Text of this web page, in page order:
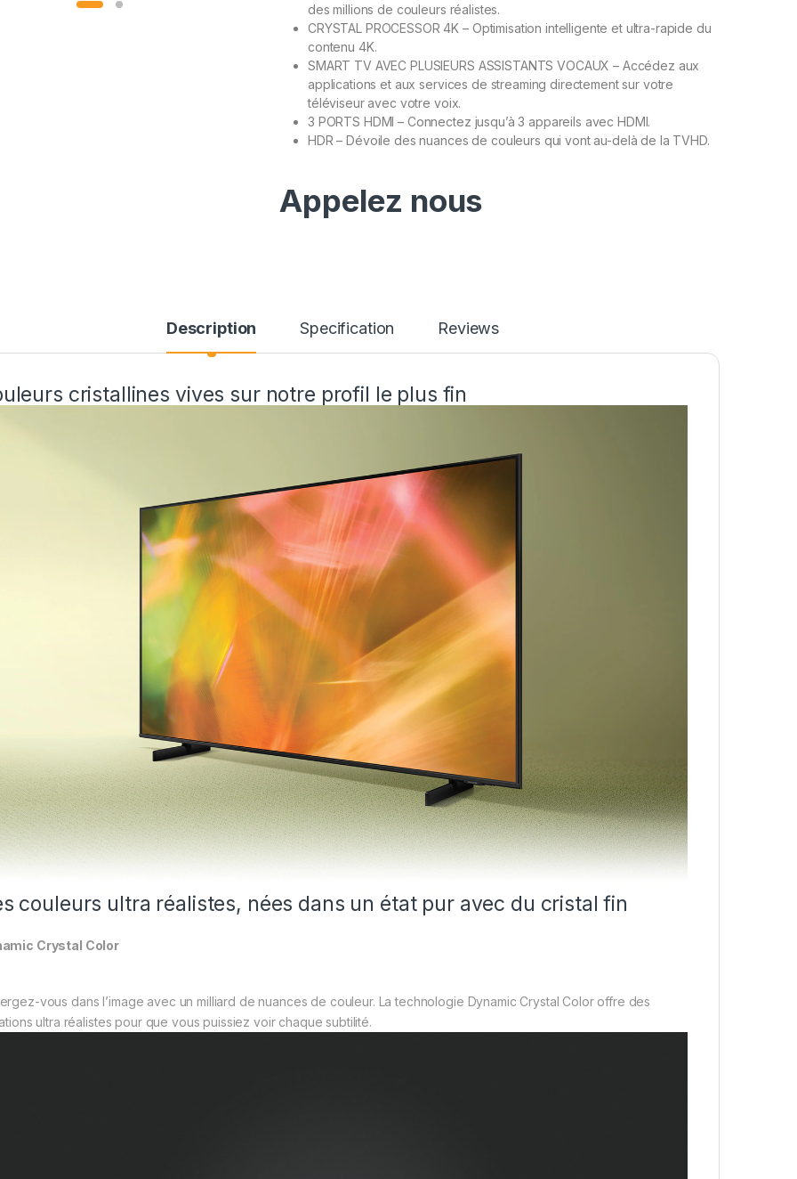
des millions de couleurs réalistes.
CRYSTAL PROCESSOR 4K – Optimisation intelligente et ultra-rapide du
contenu 4K.
SMART TV AVEC PLUSIEURS ASSISTANTS VOCAUX – Accédez aux
applications et aux services de streaming directement sur votre
téléviseur avec votre voix.
3 PORTS HDMI – Connectez jusqu’à 3 appareils avec HDMI.
HDR – Dévoile des nuances de couleurs qui vont au-delà de la TVHD.
Appelez nous
Description Specification Reviews
cristallines vives sur notre profil le plus fin
couleurs ultra réalistes, nées dans un état pur avec du cristal fin
Crystal Color
vous dans l’image avec un milliard de nuances de couleur. La technologie Dynamic Crystal Color offre des
ultra réalistes pour que vous puissiez voir chaque subtilité.